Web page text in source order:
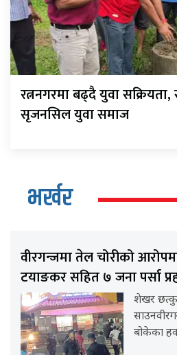
रत्ननगरमा बढ्दै युवा
सृजनसिल युवा समाज
भर्खर
वीरगन्जमा तेल चोरीको
टयाङकर सहित ७ जना पर्सा
शेखर
बोकेका